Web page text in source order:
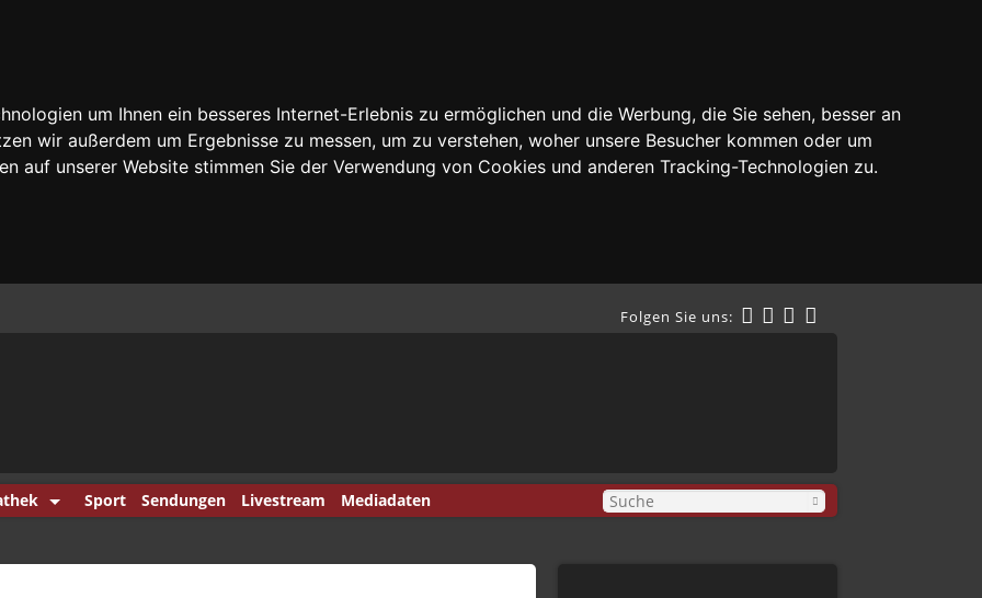
um Ihnen ein besseres Internet-Erlebnis zu ermöglichen und die Werbung, die Sie sehen, besser an
wir außerdem um Ergebnisse zu messen, um zu verstehen, woher unsere Besucher kommen oder um
auf unserer Website stimmen Sie der Verwendung von Cookies und anderen Tracking-Technologien zu.
Folgen Sie uns:
Sport Sendungen Livestream
Mediadaten